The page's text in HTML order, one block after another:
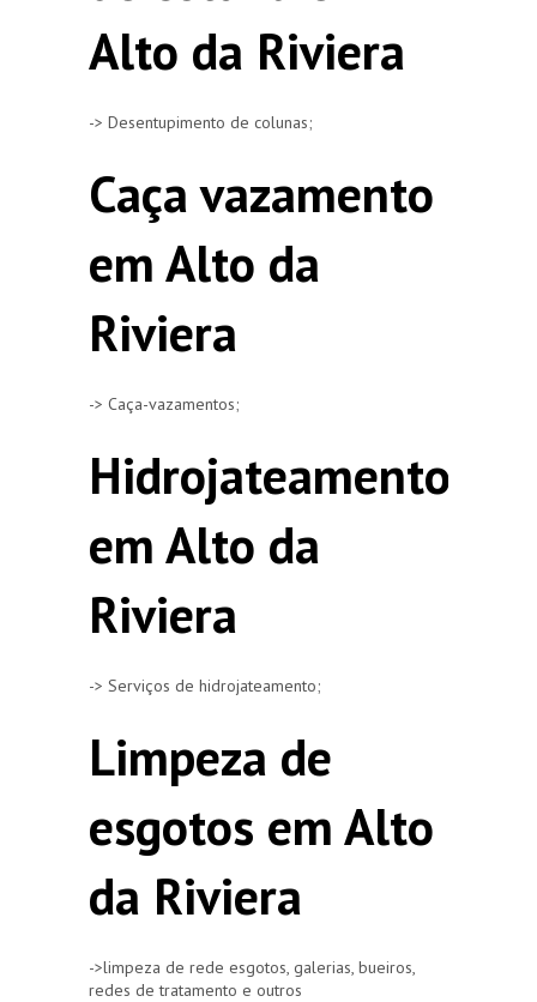
Alto da Riviera
-> Desentupimento de colunas;
Caça vazamento
em Alto da
Riviera
-> Caça-vazamentos;
Hidrojateamento
em Alto da
Riviera
-> Serviços de hidrojateamento;
Limpeza de
esgotos em Alto
da Riviera
->limpeza de rede esgotos, galerias, bueiros,
redes de tratamento e outros